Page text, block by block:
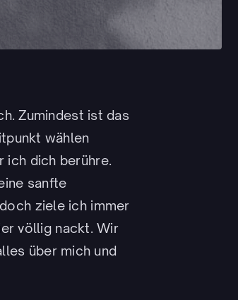
Zumindest ist das
wählen
ich dich berühre.
sanfte
ziele ich immer
völlig nackt. Wir
über mich und